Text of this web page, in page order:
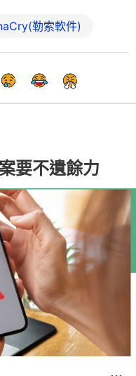
勒索軟件)
要不遺餘力